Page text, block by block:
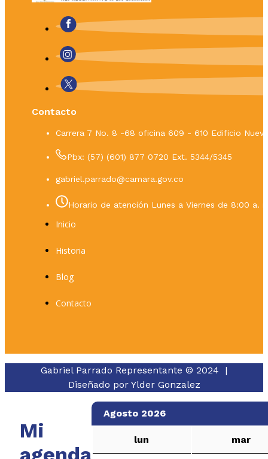
Contacto
Carrera 7 No. 8 -68 oficina 609 - 610 Edificio
Pbx: (57) (601) 877 0720 Ext. 5344/5345
gabriel.parrado@camara.gov.co
Horario de atención Lunes a Viernes de 8:00 a.
Inicio
Historia
Blog
Contacto
Gabriel Parrado Representante © 2024 |
Diseñado por Ylder Gonzalez
Mi
agenda
Agosto 2026
lun mar